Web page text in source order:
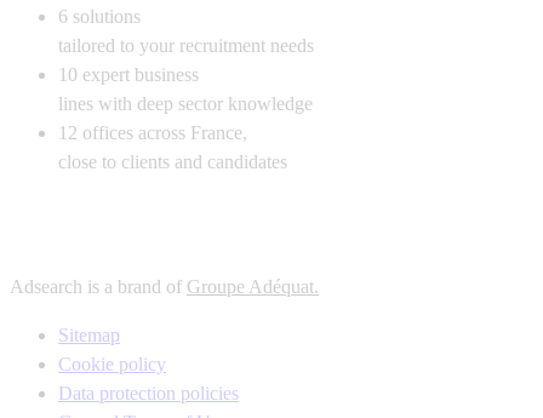
6 solutions
tailored to your recruitment needs
10 expert business
lines with deep sector knowledge
12 offices across France,
close to clients and candidates
Adsearch is a brand of Groupe Adéquat.
Sitemap
Cookie policy
Data protection policies